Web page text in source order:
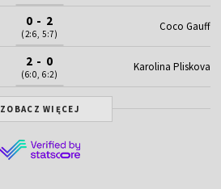
0 - 2
(2:6, 5:7)
Coco Gauff
2 - 0
(6:0, 6:2)
Karolina Pliskova
ZOBACZ WIĘCEJ